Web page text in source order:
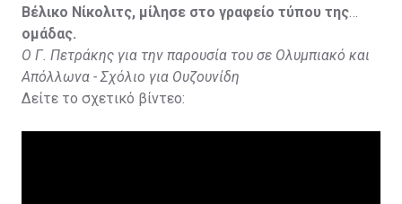
Βέλικο Νίκολιτς, μίλησε στο γραφείο τύπου της
ομάδας.
Ο Γ. Πετράκης για την παρουσία του σε Ολυμπιακό και
Απόλλωνα - Σχόλιο για Ουζουνίδη
Δείτε το σχετικό βίντεο: